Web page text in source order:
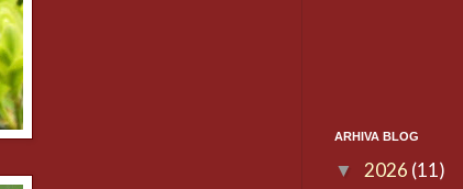
ARHIVA BLOG
▼ 2026 (11)